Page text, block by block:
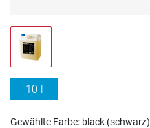
10 l
Gewählte Farbe: black (schwarz)